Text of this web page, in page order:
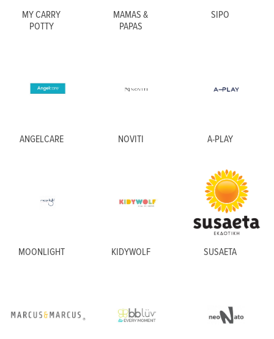
MY CARRY
POTTY
MAMAS &
PAPAS
SIPO
ANGELCARE NOVITI A-PLAY
MOONLIGHT KIDYWOLF SUSAETA